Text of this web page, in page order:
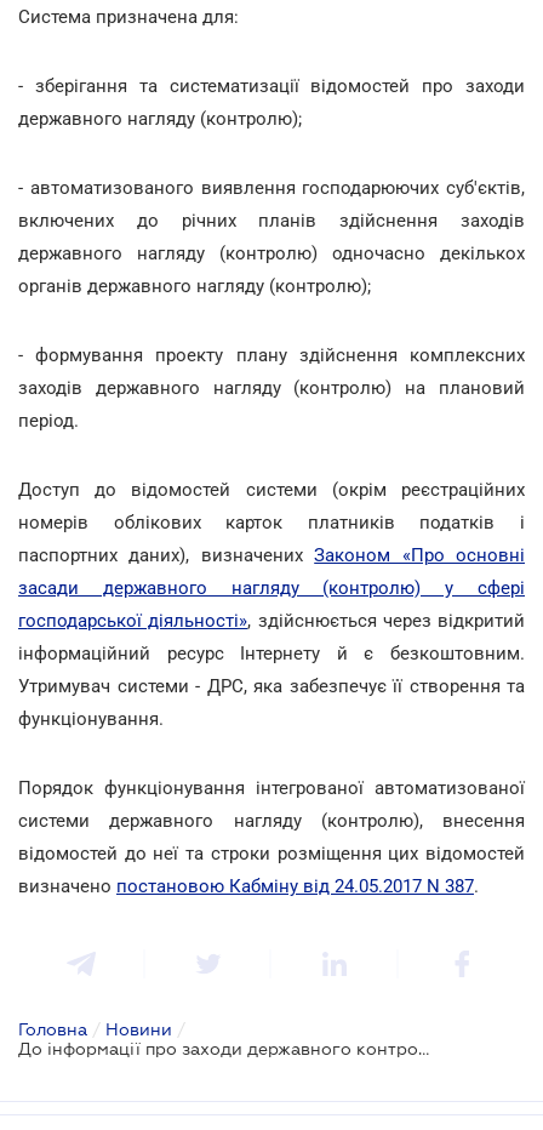
Система призначена для:
- зберігання та систематизації відомостей про заходи
державного нагляду (контролю);
- автоматизованого виявлення господарюючих суб'єктів,
включених до річних планів здійснення заходів
державного нагляду (контролю) одночасно декількох
органів державного нагляду (контролю);
- формування проекту плану здійснення комплексних
заходів державного нагляду (контролю) на плановий
період.
Доступ до відомостей системи (окрім реєстраційних
номерів облікових карток платників податків і
паспортних даних), визначенихЗаконом «Про основні
засади державного нагляду (контролю) у сфері
господарської діяльності», здійснюється через відкритий
інформаційний ресурс Інтернету й є безкоштовним.
Утримувач системи - ДРС, яка забезпечує її створення та
функціонування.
Порядок функціонування інтегрованої автоматизованої
системи державного нагляду (контролю), внесення
відомостей до неї та строки розміщення цих відомостей
визначено постановою Кабміну від 24.05.2017 N 387.
Головна / Новини /
До інформації про заходи державного контролю буде онлайн-доступ